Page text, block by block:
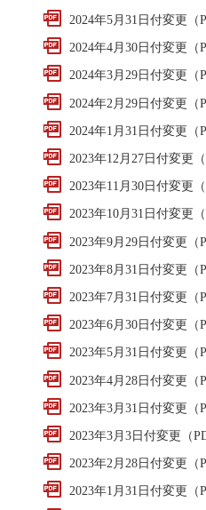
2024年5月31日付変更（
2024年4月30日付変更（
2024年3月29日付変更（
2024年2月29日付変更（
2024年1月31日付変更（
2023年12月27日付変更
2023年11月30日付変更（
2023年10月31日付変更（
2023年9月29日付変更（
2023年8月31日付変更（
2023年7月31日付変更（
2023年6月30日付変更（
2023年5月31日付変更（
2023年4月28日付変更（
2023年3月31日付変更（
2023年3月3日付変更（
2023年2月28日付変更（
2023年1月31日付変更（